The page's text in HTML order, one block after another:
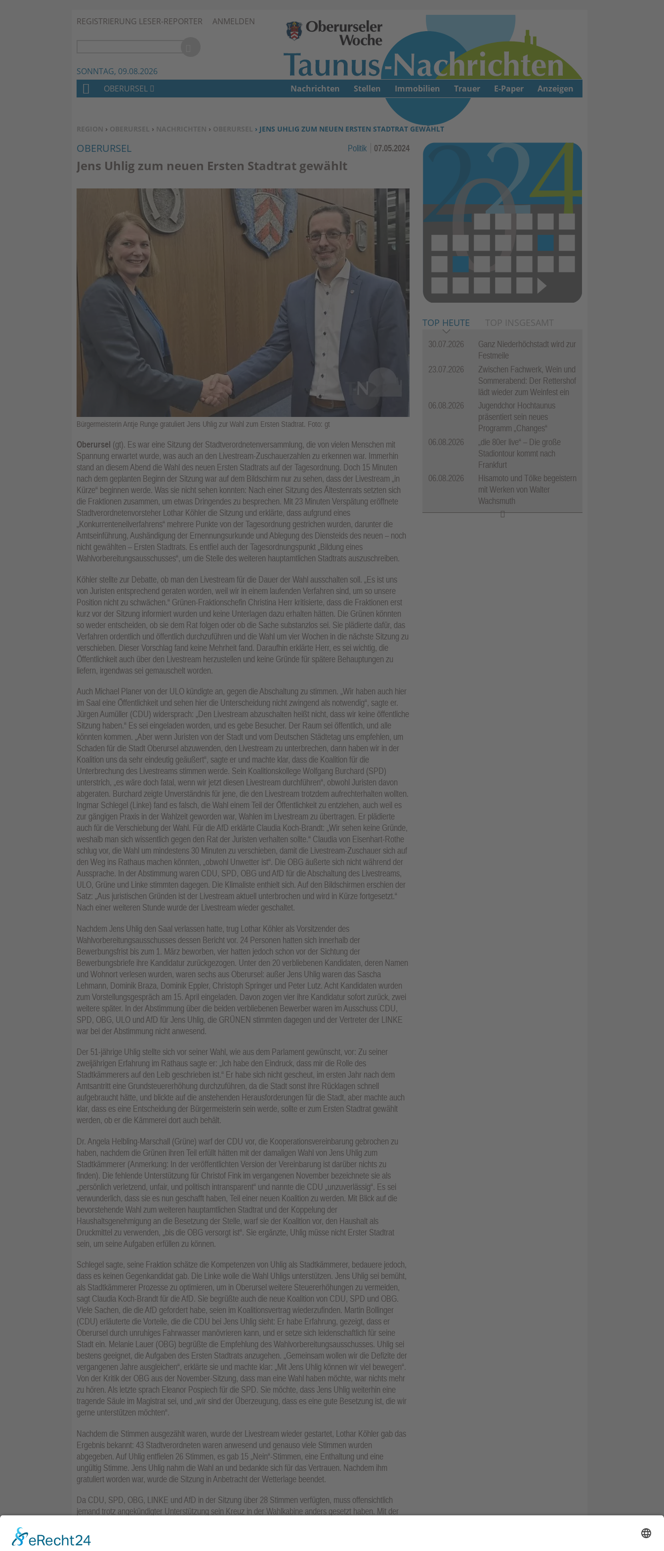
Zum Inhalt springen ↓
REGISTRIERUNG LESER-REPORTER ANMELDEN
SONNTAG, 09.08.2026
SIE BEFINDEN SICH HIER:
REGION › OBERURSEL › NACHRICHTEN › OBERURSEL › JENS UHLIG ZUM NEUEN ERSTEN STADTRAT GEWÄHLT
OBERURSEL Politik 07.05.2024
Jens Uhlig zum neuen Ersten Stadtrat gewählt
Bürgermeisterin Antje Runge gratuliert Jens Uhlig zur Wahl zum Ersten Stadtrat. Foto: gt
Oberursel (gt). Es war eine Sitzung der Stadtverordnetenversammlung, die von vielen Menschen mit
Spannung erwartet wurde, was auch an den Livestream-Zuschauerzahlen zu erkennen war. Immerhin
stand an diesem Abend die Wahl des neuen Ersten Stadtrats auf der Tagesordnung. Doch 15 Minuten
nach dem geplanten Beginn der Sitzung war auf dem Bildschirm nur zu sehen, dass der Livestream „in
Kürze“ beginnen werde. Was sie nicht sehen konnten: Nach einer Sitzung des Ältestenrats setzten sich
die Fraktionen zusammen, um etwas Dringendes zu besprechen. Mit 23 Minuten Verspätung eröffnete
Stadtverordnetenvorsteher Lothar Köhler die Sitzung und erklärte, dass aufgrund eines
„Konkurrenteneilverfahrens“ mehrere Punkte von der Tagesordnung gestrichen wurden, darunter die
Amtseinführung, Aushändigung der Ernennungsurkunde und Ablegung des Diensteids des neuen – noch
nicht gewählten – Ersten Stadtrats. Es entfiel auch der Tagesordnungspunkt „Bildung eines
Wahlvorbereitungsausschusses“, um die Stelle des weiteren hauptamtlichen Stadtrats auszuschreiben.
Köhler stellte zur Debatte, ob man den Livestream für die Dauer der Wahl ausschalten soll. „Es ist uns
von Juristen entsprechend geraten worden, weil wir in einem laufenden Verfahren sind, um so unsere
Position nicht zu schwächen.“ Grünen-Fraktionschefin Christina Herr kritisierte, dass die Fraktionen erst
kurz vor der Sitzung informiert wurden und keine Unterlagen dazu erhalten hätten. Die Grünen könnten
so weder entscheiden, ob sie dem Rat folgen oder ob die Sache substanzlos sei. Sie plädierte dafür, das
Verfahren ordentlich und öffentlich durchzuführen und die Wahl um vier Wochen in die nächste Sitzung zu
verschieben. Dieser Vorschlag fand keine Mehrheit fand. Daraufhin erklärte Herr, es sei wichtig, die
Öffentlichkeit auch über den Livestream herzustellen und keine Gründe für spätere Behauptungen zu
liefern, irgendwas sei gemauschelt worden.
Auch Michael Planer von der ULO kündigte an, gegen die Abschaltung zu stimmen. „Wir haben auch hier
im Saal eine Öffentlichkeit und sehen hier die Unterscheidung nicht zwingend als notwendig“, sagte er.
Jürgen Aumüller (CDU) widersprach: „Den Livestream abzuschalten heißt nicht, dass wir keine öffentliche
Sitzung haben.“ Es sei eingeladen worden, und es gebe Besucher. Der Raum sei öffentlich, und alle
könnten kommen. „Aber wenn Juristen von der Stadt und vom Deutschen Städtetag uns empfehlen, um
Schaden für die Stadt Oberursel abzuwenden, den Livestream zu unterbrechen, dann haben wir in der
Koalition uns da sehr eindeutig geäußert“, sagte er und machte klar, dass die Koalition für die
Unterbrechung des Livestreams stimmen werde. Sein Koalitionskollege Wolfgang Burchard (SPD)
unterstrich, „es wäre doch fatal, wenn wir jetzt diesen Livestream durchführen“, obwohl Juristen davon
abgeraten. Burchard zeigte Unverständnis für jene, die den Livestream trotzdem aufrechterhalten wollten.
Ingmar Schlegel (Linke) fand es falsch, die Wahl einem Teil der Öffentlichkeit zu entziehen, auch weil es
zur gängigen Praxis in der Wahlzeit geworden war, Wahlen im Livestream zu übertragen. Er plädierte
auch für die Verschiebung der Wahl. Für die AfD erklärte Claudia Koch-Brandt: „Wir sehen keine Gründe,
weshalb man sich wissentlich gegen den Rat der Juristen verhalten sollte.“ Claudia von Eisenhart-Rothe
schlug vor, die Wahl um mindestens 30 Minuten zu verschieben, damit die Livestream-Zuschauer sich auf
den Weg ins Rathaus machen könnten, „obwohl Unwetter ist“. Die OBG äußerte sich nicht während der
Aussprache. In der Abstimmung waren CDU, SPD, OBG und AfD für die Abschaltung des Livestreams,
ULO, Grüne und Linke stimmten dagegen. Die Klimaliste enthielt sich. Auf den Bildschirmen erschien der
Satz: „Aus juristischen Gründen ist der Livestream aktuell unterbrochen und wird in Kürze fortgesetzt.“
Nach einer weiteren Stunde wurde der Livestream wieder geschaltet.
Nachdem Jens Uhlig den Saal verlassen hatte, trug Lothar Köhler als Vorsitzender des
Wahlvorbereitungsausschusses dessen Bericht vor. 24 Personen hatten sich innerhalb der
Bewerbungsfrist bis zum 1. März beworben, vier hatten jedoch schon vor der Sichtung der
Bewerbungsbriefe ihre Kandidatur zurückgezogen. Unter den 20 verbliebenen Kandidaten, deren Namen
und Wohnort verlesen wurden, waren sechs aus Oberursel: außer Jens Uhlig waren das Sascha
Lehmann, Dominik Braza, Dominik Eppler, Christoph Springer und Peter Lutz. Acht Kandidaten wurden
zum Vorstellungsgespräch am 15. April eingeladen. Davon zogen vier ihre Kandidatur sofort zurück, zwei
weitere später. In der Abstimmung über die beiden verbliebenen Bewerber waren im Ausschuss CDU,
SPD, OBG, ULO und AfD für Jens Uhlig, die GRÜNEN stimmten dagegen und der Vertreter der LINKE
war bei der Abstimmung nicht anwesend.
Der 51-jährige Uhlig stellte sich vor seiner Wahl, wie aus dem Parlament gewünscht, vor: Zu seiner
zweijährigen Erfahrung im Rathaus sagte er: „Ich habe den Eindruck, dass mir die Rolle des
Stadtkämmerers auf den Leib geschrieben ist.“ Er habe sich nicht gescheut, im ersten Jahr nach dem
Amtsantritt eine Grundsteuererhöhung durchzuführen, da die Stadt sonst ihre Rücklagen schnell
aufgebraucht hätte, und blickte auf die anstehenden Herausforderungen für die Stadt, aber machte auch
klar, dass es eine Entscheidung der Bürgermeisterin sein werde, sollte er zum Ersten Stadtrat gewählt
werden, ob er die Kämmerei dort auch behält.
Dr. Angela Helbling-Marschall (Grüne) warf der CDU vor, die Kooperationsvereinbarung gebrochen zu
haben, nachdem die Grünen ihren Teil erfüllt hätten mit der damaligen Wahl von Jens Uhlig zum
Stadtkämmerer (Anmerkung: In der veröffentlichten Version der Vereinbarung ist darüber nichts zu
finden). Die fehlende Unterstützung für Christof Fink im vergangenen November bezeichnete sie als
„persönlich verletzend, unfair, und politisch intransparent“ und nannte die CDU „unzuverlässig“. Es sei
verwunderlich, dass sie es nun geschafft haben, Teil einer neuen Koalition zu werden. Mit Blick auf die
bevorstehende Wahl zum weiteren hauptamtlichen Stadtrat und der Koppelung der
Haushaltsgenehmigung an die Besetzung der Stelle, warf sie der Koalition vor, den Haushalt als
Druckmittel zu verwenden, „bis die OBG versorgt ist“. Sie ergänzte, Uhlig müsse nicht Erster Stadtrat
sein, um seine Aufgaben erfüllen zu können.
Schlegel sagte, seine Fraktion schätze die Kompetenzen von Uhlig als Stadtkämmerer, bedauere jedoch,
dass es keinen Gegenkandidat gab. Die Linke wolle die Wahl Uhligs unterstützen. Jens Uhlig sei bemüht,
als Stadtkämmerer Prozesse zu optimieren, um in Oberursel weitere Steuererhöhungen zu vermeiden,
sagt Claudia Koch-Brandt für die AfD. Sie begrüßte auch die neue Koalition von CDU, SPD und OBG.
Viele Sachen, die die AfD gefordert habe, seien im Koalitionsvertrag wiederzufinden. Martin Bollinger
(CDU) erläuterte die Vorteile, die die CDU bei Jens Uhlig sieht: Er habe Erfahrung, gezeigt, dass er
Oberursel durch unruhiges Fahrwasser manövrieren kann, und er setze sich leidenschaftlich für seine
Stadt ein. Melanie Lauer (OBG) begrüßte die Empfehlung des Wahlvorbereitungsausschusses. Uhlig sei
bestens geeignet, die Aufgaben des Ersten Stadtrats anzugehen. „Gemeinsam wollen wir die Defizite der
vergangenen Jahre ausgleichen“, erklärte sie und machte klar: „Mit Jens Uhlig können wir viel bewegen“.
Von der Kritik der OBG aus der November-Sitzung, dass man eine Wahl haben möchte, war nichts mehr
zu hören. Als letzte sprach Eleanor Pospiech für die SPD. Sie möchte, dass Jens Uhlig weiterhin eine
tragende Säule im Magistrat sei, und „wir sind der Überzeugung, dass es eine gute Besetzung ist, die wir
gerne unterstützen möchten“.
Nachdem die Stimmen ausgezählt waren, wurde der Livestream wieder gestartet, Lothar Köhler gab das
Ergebnis bekannt: 43 Stadtverordneten waren anwesend und genauso viele Stimmen wurden
abgegeben. Auf Uhlig entfielen 26 Stimmen, es gab 15 „Nein“-Stimmen, eine Enthaltung und eine
ungültig Stimme. Jens Uhlig nahm die Wahl an und bedankte sich für das Vertrauen. Nachdem ihm
gratuliert worden war, wurde die Sitzung in Anbetracht der Wetterlage beendet.
Da CDU, SPD, OBG, LINKE und AfD in der Sitzung über 28 Stimmen verfügten, muss offensichtlich
jemand trotz angekündigter Unterstützung sein Kreuz in der Wahlkabine anders gesetzt haben. Mit der
Mehrheit klar ist, wird diese Frage die Fraktionen vermutlich weniger beschäftigen, als die Frage nach der
„Konkurrentenklage“ und nach dem Zeitpunkt, wann Jens Uhlig sein Amt antreten kann.
TOP HEUTE TOP INSGESAMT
30.07.2026
Ganz Niederhöchstadt wird zur
Festmeile
23.07.2026
Zwischen Fachwerk, Wein und
Sommerabend: Der Rettershof
lädt wieder zum Weinfest ein
06.08.2026
Jugendchor Hochtaunus
präsentiert sein neues
Programm „Changes“
06.08.2026
„die 80er live“ – Die große
Stadiontour kommt nach
Frankfurt
06.08.2026
Hisamoto und Tölke begeistern
mit Werken von Walter
Wachsmuth
H
M
E
OBERURSEL Nachrichten Stellen Immobilien Trauer E-Paper Anzeigen